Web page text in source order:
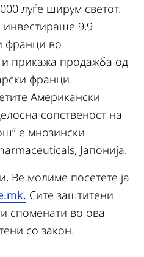
луѓе ширум светот.
инвестираше 9,9
франци во
и прикажа продажба од
франци.
Американски
сопственост на
е мнозински
Јапонија.
Ве молиме посетете ја
Сите заштитени
споменати во ова
со закон.